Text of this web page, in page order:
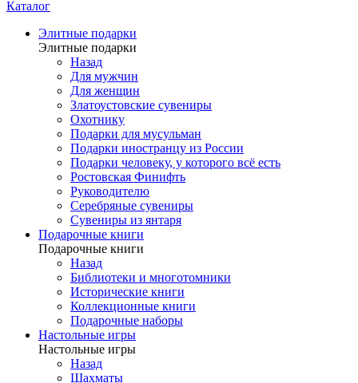
Каталог
Элитные подарки
Элитные подарки
Назад
Для мужчин
Для женщин
Златоустовские сувениры
Охотнику
Подарки для мусульман
Подарки иностранцу из России
Подарки человеку, у которого всё есть
Ростовская Финифть
Руководителю
Серебряные сувениры
Сувениры из янтаря
Подарочные книги
Подарочные книги
Назад
Библиотеки и многотомники
Исторические книги
Коллекционные книги
Подарочные наборы
Настольные игры
Настольные игры
Назад
Шахматы